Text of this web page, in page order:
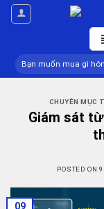
Skip
Tìm
kiếm:
CHUYÊN MỤC
Giám sát
POSTED ON
09